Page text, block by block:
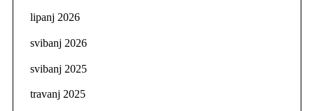
lipanj 2026
svibanj 2026
svibanj 2025
travanj 2025